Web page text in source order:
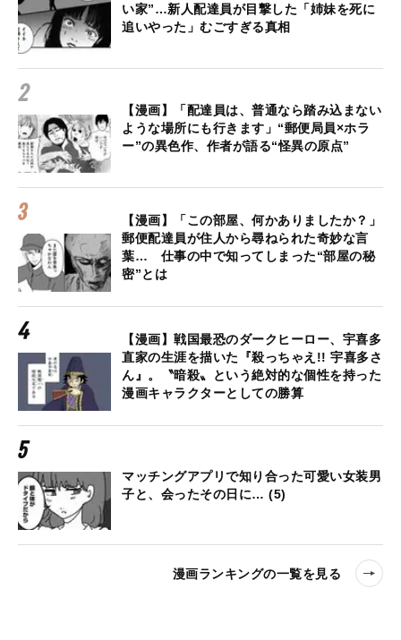
い家”…新人配達員が目撃した「姉妹を死に
追いやった」むごすぎる真相
【漫画】「配達員は、普通なら踏み込まない
ような場所にも行きます」“郵便局員×ホラ
ー”の異色作、作者が語る“怪異の原点”
【漫画】「この部屋、何かありましたか？」
郵便配達員が住人から尋ねられた奇妙な言
葉… 仕事の中で知ってしまった“部屋の秘
密”とは
【漫画】戦国最恐のダークヒーロー、宇喜多
直家の生涯を描いた『殺っちゃえ!! 宇喜多さ
ん』。〝暗殺〟という絶対的な個性を持った
漫画キャラクターとしての勝算
マッチングアプリで知り合った可愛い女装男
子と、会ったその日に… (5)
漫画ランキングの一覧を見る